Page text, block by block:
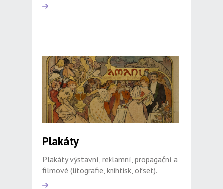
Plakáty
Plakáty výstavní, reklamní, propagační a
filmové (litografie, knihtisk, ofset).